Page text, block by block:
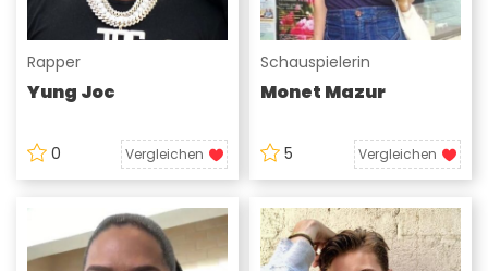
Rapper
Yung Joc
0 Vergleichen
Schauspielerin
Monet Mazur
5 Vergleichen